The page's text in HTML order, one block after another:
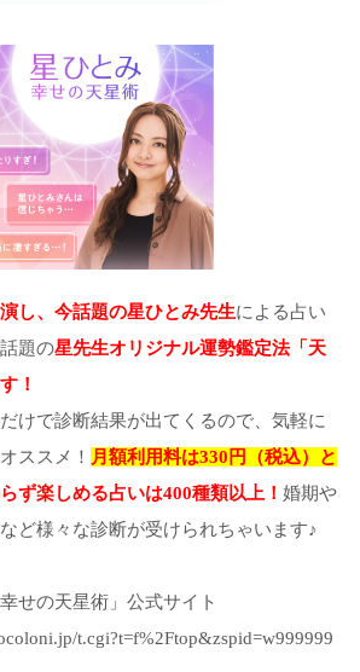
し、今話題の星ひとみ先生による占い
題の星先生オリジナル運勢鑑定法「天
！
けで診断結果が出てくるので、気軽に
ススメ！ 月額利用料は330円（税込）と
ず楽しめる占いは400種類以上！ 婚期や
ど様々な診断が受けられちゃいます♪
せの天星術」公式サイト
t.cgi?t=f%2Ftop&zspid=w999999